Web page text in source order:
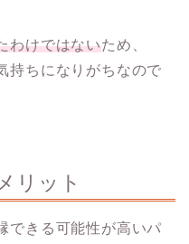
わけではないため、
持ちになりがちなので
リット
できる可能性が高いパ